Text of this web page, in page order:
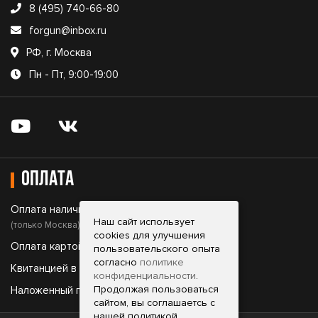
8 (495) 740-66-80
forgun@inbox.ru
РФ, г. Москва
Пн - Пт, 9:00-19:00
Оплата
Оплата наличными;
(только Москва)
Оплата картой;
Квитанцией в банке;
Наложенный платеж.
Наш сайт использует
cookies для улучшения
пользовательского опыта
согласно политике
конфиденциальности.
Продолжая пользоваться
сайтом, вы соглашаетсь с